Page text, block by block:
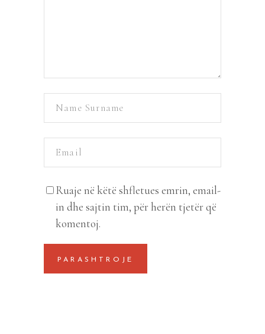
Ruaje në këtë shfletues emrin, email-
in dhe sajtin tim, për herën tjetër që
komentoj.